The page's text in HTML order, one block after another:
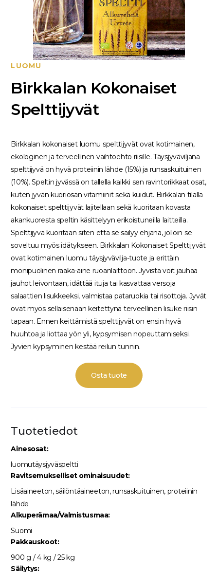
LUOMU
Birkkalan Kokonaiset
Spelttijyvät
Birkkalan kokonaiset luomu spelttijyvät ovat kotimainen,
ekologinen ja terveellinen vaihtoehto riisille. Täysjyväviljana
spelttijyvä on hyvä proteiinin lähde (15%) ja runsaskuituinen
(10%). Speltin jyvässä on tallella kaikki sen ravintorikkaat osat,
kuten jyvän kuoriosan vitamiinit sekä kuidut. Birkkalan tilalla
kokonaiset spelttijyvät lajitellaan sekä kuoritaan kovasta
akankuoresta speltin käsittelyyn erikoistuneilla laitteilla.
Spelttijyvä kuoritaan siten että se säilyy ehjänä, jolloin se
soveltuu myös idätykseen. Birkkalan Kokonaiset Spelttijyvät
ovat kotimainen luomu täysjyvävilja-tuote ja erittäin
monipuolinen raaka-aine ruoanlaittoon. Jyvistä voit jauhaa
jauhot leivontaan, idättää ituja tai kasvattaa versoja
salaattien lisukkeeksi, valmistaa pataruokia tai risottoja. Jyvät
ovat myös sellaisenaan keitettynä terveellinen lisuke riisin
tapaan. Ennen keittämistä spelttijyvät on ensin hyvä
huuhtoa ja liottaa yön yli, kypsymisen nopeuttamiseksi.
Jyvien kypsyminen kestää reilun tunnin.
Osta tuote
Tuotetiedot
Ainesosat:
luomutäysjyväspeltti
Ravitsemukselliset ominaisuudet:
Lisäaineeton, säilöntäaineeton, runsaskuituinen, proteiinin
lähde
Alkuperämaa/Valmistusmaa:
Suomi
Pakkauskoot:
900 g / 4 kg / 25 kg
Säilytys: